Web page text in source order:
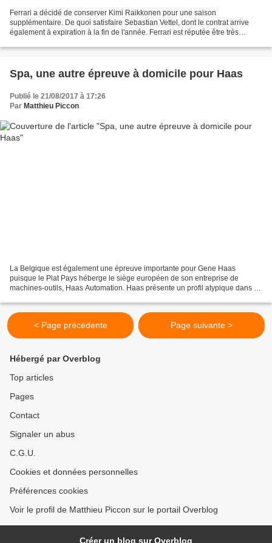
Ferrari a décidé de conserver Kimi Raikkonen pour une saison
supplémentaire. De quoi satisfaire Sebastian Vettel, dont le contrat arrive
également à expiration à la fin de l'année. Ferrari est réputée être très
Spa, une autre épreuve à domicile pour Haas
Publié le 21/08/2017 à 17:26
Par Matthieu Piccon
La Belgique est également une épreuve importante pour Gene Haas
puisque le Plat Pays héberge le siège européen de son entreprise de
machines-outils, Haas Automation. Haas présente un profil atypique dans le
< Page précédente Page suivante >
Hébergé par Overblog
Top articles
Pages
Contact
Signaler un abus
C.G.U.
Cookies et données personnelles
Préférences cookies
Voir le profil de Matthieu Piccon sur le portail Overblog
Créer un blog sur Overblog